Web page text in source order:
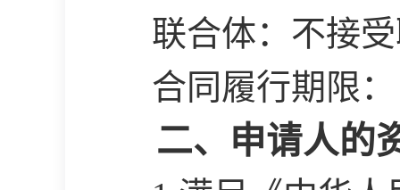
联合体：不接
合同履行期限：
二、申请人的